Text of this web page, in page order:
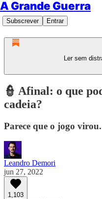
A Grande Guerra
Subscrever Entrar
Ler sem
👮 Afinal: o que
cadeia?
Parece que o jogo virou.
Leandro Demori
jun 27, 2022
1,103